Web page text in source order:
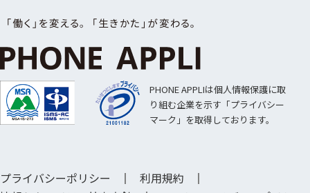
PHONE APPLIは個人情報保護に取
り組む企業を示す「プライバシー
マーク」を取得しております。
プライバシーポリシー
利用規約